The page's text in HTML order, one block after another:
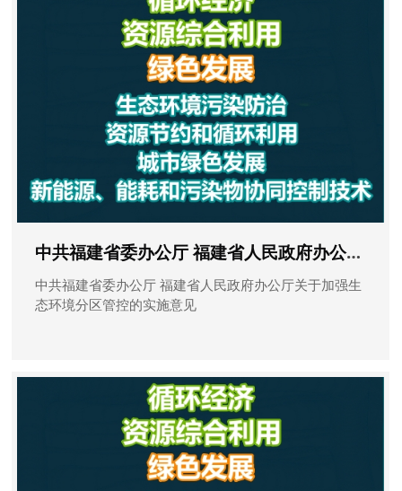
中共福建省委办公厅 福建省人民政府办公厅关于加强生态环境分区管控的实施意见
中共福建省委办公厅 福建省人民政府办公厅关于加强生
态环境分区管控的实施意见